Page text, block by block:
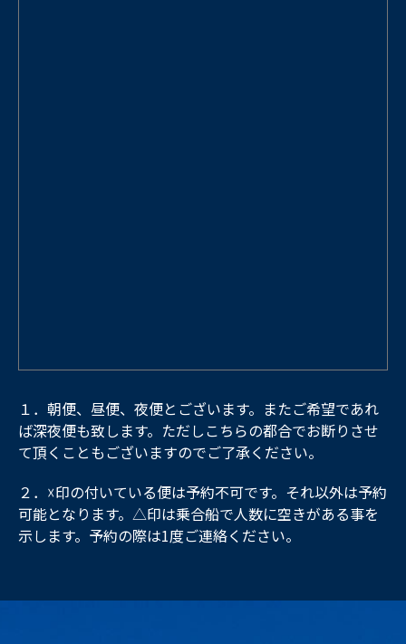
１．朝便、昼便、夜便とございます。またご希望であれ
ば深夜便も致します。ただしこちらの都合でお断りさせ
て頂くこともございますのでご了承ください。
２．☓印の付いている便は予約不可です。それ以外は予約
可能となります。△印は乗合船で人数に空きがある事を
示します。予約の際は1度ご連絡ください。